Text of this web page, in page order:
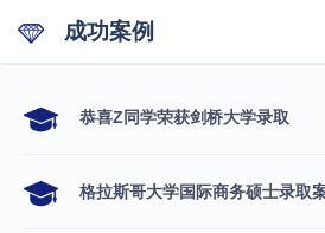
成功案例
​恭喜Z同学荣获剑桥大学录取
格拉斯哥大学国际商务硕士录取